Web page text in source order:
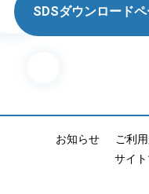
SDSダウンロード
お知らせ ご利
サイ